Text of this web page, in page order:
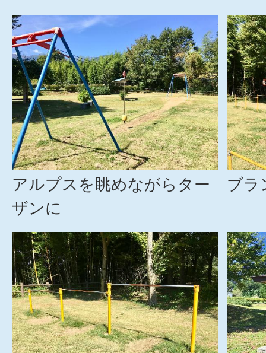
アルプスを眺めながらター
ザンに
ブラ